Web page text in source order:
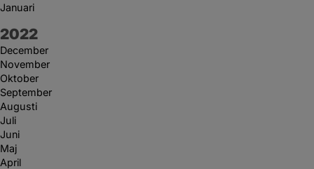
Januari
År:
2022
December
November
Oktober
September
Augusti
Juli
Juni
Maj
April